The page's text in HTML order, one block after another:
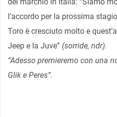
del marchio in Italia: “Siamo
l’accordo per la prossima
Toro è cresciuto molto e
Jeep e la Juve” (sorride, ndr).
“Adesso premieremo con una
Glik e Peres”.